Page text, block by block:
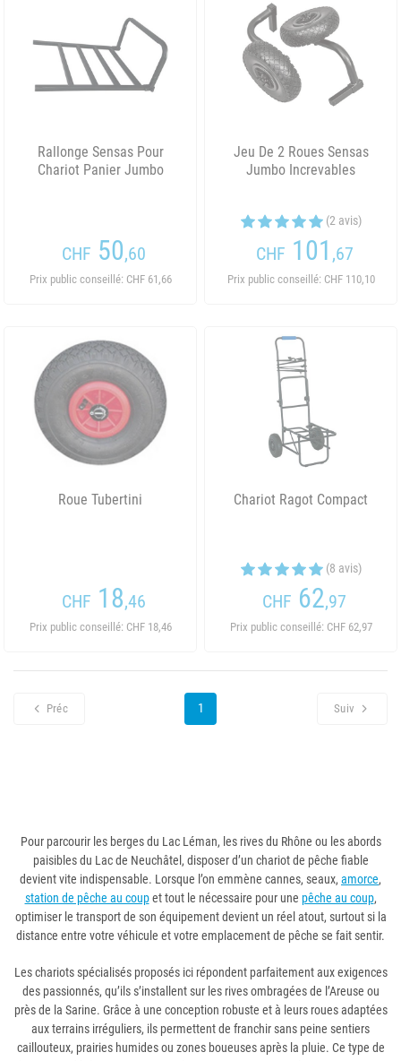
Rallonge Sensas Pour
Chariot Panier Jumbo
CHF 50,60
Prix public conseillé: CHF 61,66
Jeu De 2 Roues Sensas
Jumbo Increvables
(2 avis)
CHF 101 ,67
Prix public conseillé: CHF 110,10
Roue Tubertini
CHF 18,46
Prix public conseillé: CHF 18,46
Chariot Ragot Compact
(8 avis)
CHF 62,97
Prix public conseillé: CHF 62,97
Préc 1 Suiv
Pour parcourir les berges du Lac Léman, les rives du Rhône ou les abords
paisibles du Lac de Neuchâtel, disposer d’un chariot de pêche fiable
devient vite indispensable. Lorsque l’on emmène cannes, seaux, amorce,
station de pêche au coupet tout le nécessaire pour une pêche au coup,
optimiser le transport de son équipement devient un réel atout, surtout si la
distance entre votre véhicule et votre emplacement de pêche se fait sentir.
Les chariots spécialisés proposés ici répondent parfaitement aux exigences
des passionnés, qu’ils s’installent sur les rives ombragées de l’Areuse ou
près de la Sarine. Grâce à une conception robuste et à leurs roues adaptées
aux terrains irréguliers, ils permettent de franchir sans peine sentiers
caillouteux, prairies humides ou zones boueuses après la pluie. Ce type de